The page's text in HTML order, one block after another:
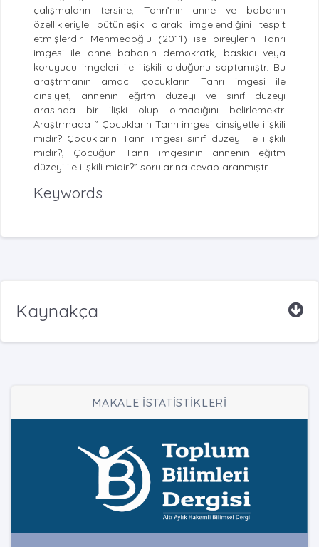
çalışmaların tersine, Tanrı’nın anne ve babanın
özellikleriyle bütünleşik olarak imgelendiğini tespit
etmişlerdir. Mehmedoğlu (2011) ise bireylerin Tanrı
imgesi ile anne babanın demokratk, baskıcı veya
koruyucu imgeleri ile ilişkili olduğunu saptamıştr. Bu
araştrmanın amacı çocukların Tanrı imgesi ile
cinsiyet, annenin eğitm düzeyi ve sınıf düzeyi
arasında bir ilişki olup olmadığını belirlemektr.
Araştrmada “ Çocukların Tanrı imgesi cinsiyetle ilişkili
midir? Çocukların Tanrı imgesi sınıf düzeyi ile ilişkili
midir?, Çocuğun Tanrı imgesinin annenin eğitm
düzeyi ile ilişkili midir?” sorularına cevap aranmıştr.
Keywords
Kaynakça
MAKALE İSTATİSTİKLERİ